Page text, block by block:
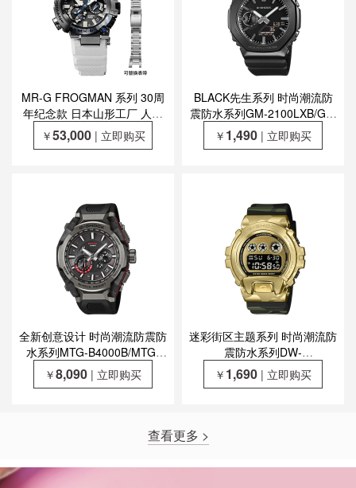
MR-G FROGMAN 系列 30周
年纪念款 日本山形工厂 人造
蓝宝石 玻璃镜面背刻 防水防
震防磁蓝牙六局电波太阳能动
￥53,000 | 立即购买
BLACK先生系列 时尚潮流防
震防水系列GM-2100LXB/GA-
2100LXB
￥ 1,490 | 立即购买
全新创意设计 时尚潮流防震防
水系列MTG-B4000B/MTG-
B4000BD
￥8,090 | 立即购买
迷彩街区主题系列 时尚潮流防
震防水系列DW-
6900CMG/GA-700CMG/GM-
6900CMG/GA-700CF/DW-
￥ 1,690 | 立即购买
查看更多 >